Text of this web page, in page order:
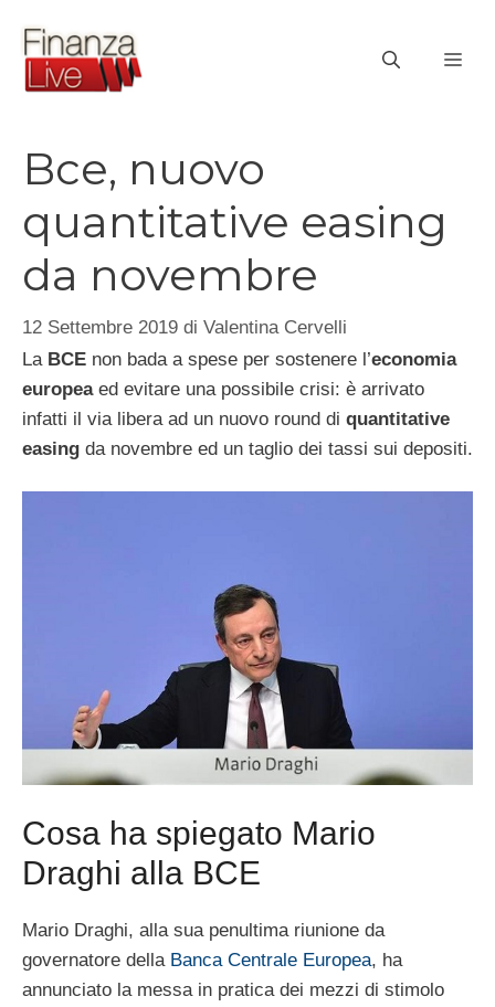
contenuto
Bce, nuovo
quantitative easing
da novembre
12 Settembre 2019 di Valentina Cervelli
La BCE non bada a spese per sostenere l’economia
europeaed evitare una possibile crisi: è arrivato
infatti il via libera ad un nuovo round di quantitative
easing da novembre ed un taglio dei tassi sui depositi.
Cosa ha spiegato Mario
Draghi alla BCE
Mario Draghi, alla sua penultima riunione da
governatore della Banca Centrale Europea, ha
annunciato la messa in pratica dei mezzi di stimolo